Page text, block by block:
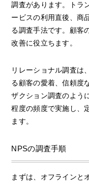
調査があります。トラ
ービスの利用直後、商
る調査手法です。顧客
改善に役立ちます。
リレーショナル調査は
る顧客の愛着、信頼度
ザクション調査のよう
程度の頻度で実施し、
ます。
NPSの調査手順
まずは、オフラインと